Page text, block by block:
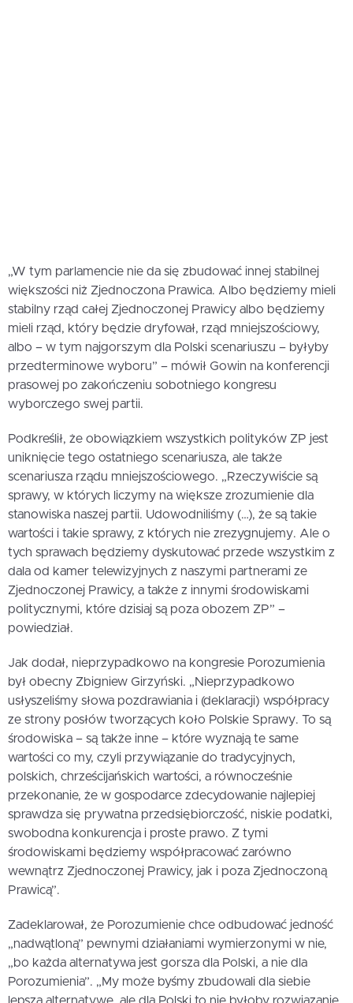
„W tym parlamencie nie da się zbudować innej stabilnej
większości niż Zjednoczona Prawica. Albo będziemy mieli
stabilny rząd całej Zjednoczonej Prawicy albo będziemy
mieli rząd, który będzie dryfował, rząd mniejszościowy,
albo – w tym najgorszym dla Polski scenariuszu – byłyby
przedterminowe wyboru” – mówił Gowin na konferencji
prasowej po zakończeniu sobotniego kongresu
wyborczego swej partii.
Podkreślił, że obowiązkiem wszystkich polityków ZP jest
uniknięcie tego ostatniego scenariusza, ale także
scenariusza rządu mniejszościowego. „Rzeczywiście są
sprawy, w których liczymy na większe zrozumienie dla
stanowiska naszej partii. Udowodniliśmy (…), że są takie
wartości i takie sprawy, z których nie zrezygnujemy. Ale o
tych sprawach będziemy dyskutować przede wszystkim z
dala od kamer telewizyjnych z naszymi partnerami ze
Zjednoczonej Prawicy, a także z innymi środowiskami
politycznymi, które dzisiaj są poza obozem ZP” –
powiedział.
Jak dodał, nieprzypadkowo na kongresie Porozumienia
był obecny Zbigniew Girzyński. „Nieprzypadkowo
usłyszeliśmy słowa pozdrawiania i (deklaracji) współpracy
ze strony posłów tworzących koło Polskie Sprawy. To są
środowiska – są także inne – które wyznają te same
wartości co my, czyli przywiązanie do tradycyjnych,
polskich, chrześcijańskich wartości, a równocześnie
przekonanie, że w gospodarce zdecydowanie najlepiej
sprawdza się prywatna przedsiębiorczość, niskie podatki,
swobodna konkurencja i proste prawo. Z tymi
środowiskami będziemy współpracować zarówno
wewnątrz Zjednoczonej Prawicy, jak i poza Zjednoczoną
Prawicą”.
Zadeklarował, że Porozumienie chce odbudować jedność
„nadwątloną” pewnymi działaniami wymierzonymi w nie,
„bo każda alternatywa jest gorsza dla Polski, a nie dla
Porozumienia”. „My może byśmy zbudowali dla siebie